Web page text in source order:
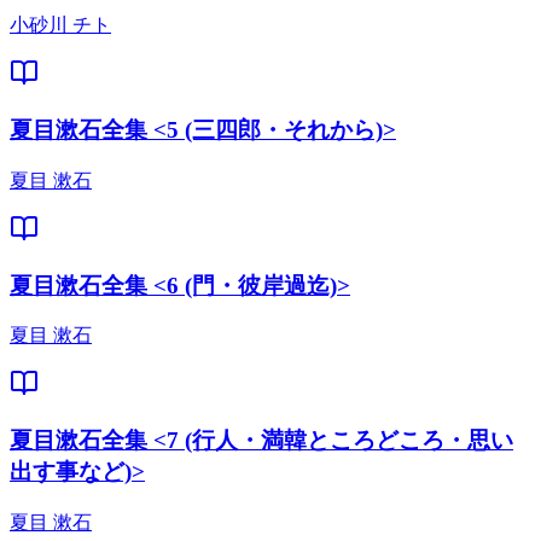
小砂川 チト
夏目漱石全集 <5 (三四郎・それから)>
夏目 漱石
夏目漱石全集 <6 (門・彼岸過迄)>
夏目 漱石
夏目漱石全集 <7 (行人・満韓ところどころ・思い
出す事など)>
夏目 漱石